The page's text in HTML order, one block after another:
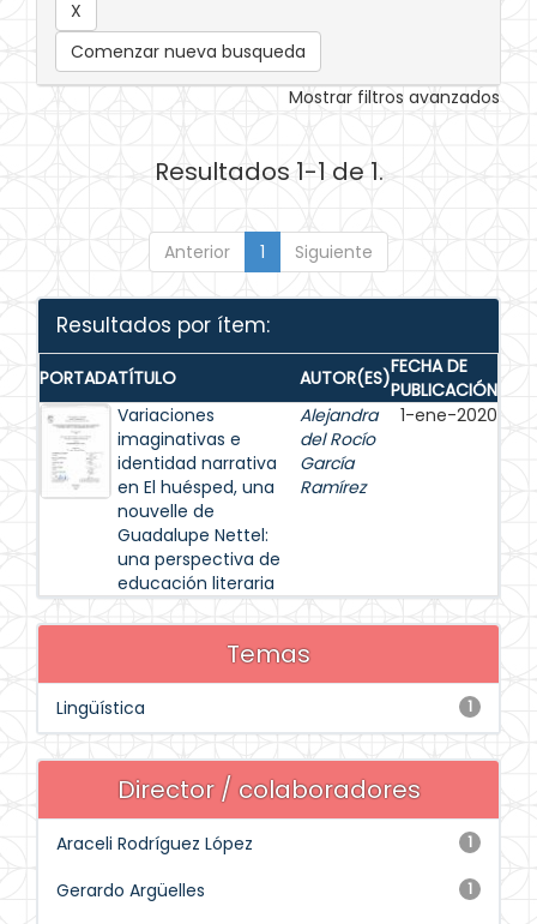
Comenzar nueva busqueda
Mostrar filtros avanzados
Resultados 1-1 de 1.
Anterior 1 Siguiente
Resultados por ítem:
PORTADATÍTULO AUTOR(ES)FECHA DE
PUBLICACIÓN
Variaciones
imaginativas e
identidad narrativa
en El huésped, una
nouvelle de
Guadalupe Nettel:
una perspectiva de
educación literaria
Alejandra
del Rocío
García
Ramírez
1-ene-2020
Temas
1
Lingüística
Director / colaboradores
1
Araceli Rodríguez López
1
Gerardo Argüelles